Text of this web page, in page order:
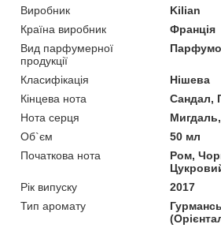
Виробник
Kilian
Країна виробник
Франція
Вид парфумерної
продукції
Класифікація
Нішева
Кінцева нота
Сандал,
Нота серця
Об`єм
50 мл
Початкова нота
Ром,
Рік випуску
2017
Тип аромату